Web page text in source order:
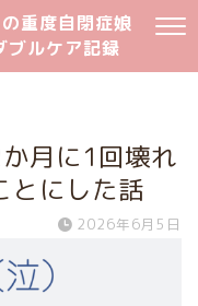
重度自閉症娘
ブルケア記録
月に1回壊れ
とにした話
2026年6月5日